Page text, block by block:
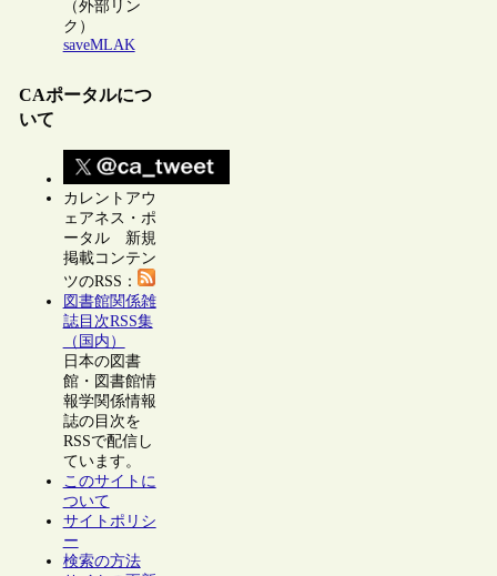
（外部リン
ク）
saveMLAK
CAポータルにつ
いて
カレントアウ
ェアネス・ポ
ータル 新規
掲載コンテン
ツのRSS：
図書館関係雑
誌目次RSS集
（国内）
日本の図書
館・図書館情
報学関係情報
誌の目次を
RSSで配信し
ています。
このサイトに
ついて
サイトポリシ
ー
検索の方法